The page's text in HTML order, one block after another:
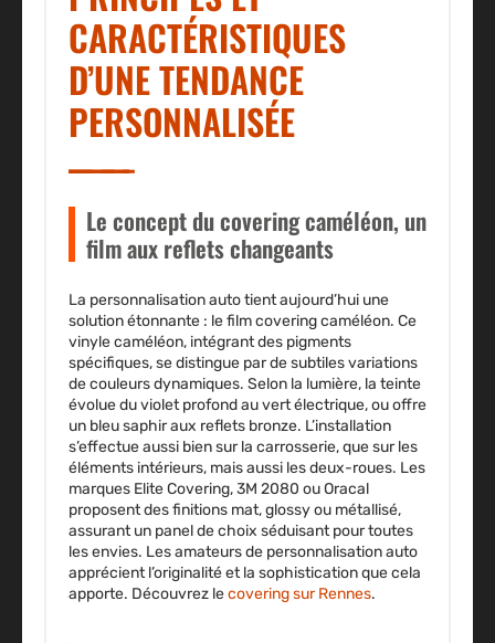
CARACTÉRISTIQUES
D’UNE TENDANCE
PERSONNALISÉE
Le concept du covering caméléon, un
film aux reflets changeants
La personnalisation auto tient aujourd’hui une
solution étonnante : le film covering caméléon. Ce
vinyle caméléon, intégrant des pigments
spécifiques, se distingue par de subtiles variations
de couleurs dynamiques. Selon la lumière, la teinte
évolue du violet profond au vert électrique, ou offre
un bleu saphir aux reflets bronze. L’installation
s’effectue aussi bien sur la carrosserie, que sur les
éléments intérieurs, mais aussi les deux-roues. Les
marques Elite Covering, 3M 2080 ou Oracal
proposent des finitions mat, glossy ou métallisé,
assurant un panel de choix séduisant pour toutes
les envies. Les amateurs de personnalisation auto
apprécient l’originalité et la sophistication que cela
apporte. Découvrez lecovering sur Rennes.